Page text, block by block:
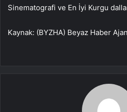
Sinematografi ve En İyi Kurgu
Kaynak: (BYZHA) Beyaz Haber